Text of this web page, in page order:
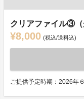
クリアファイル③
¥8,000 (税込/送料込)
ご提供予定時期：2026年